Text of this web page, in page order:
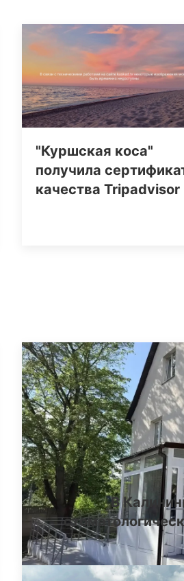
"Куршская коса"
получила
качества Tripаdvisor
В